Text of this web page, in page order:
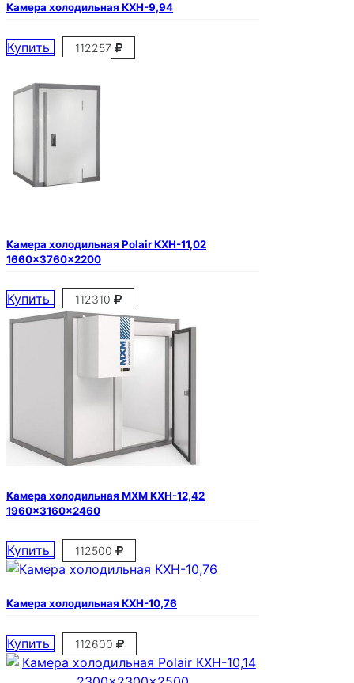
Камера холодильная КХН-9,94
Купить 112257
Камера холодильная Polair КХН-11,02
1660×3760×2200
Купить 112310
Камера холодильная МХМ КХН-12,42
1960×3160×2460
Купить 112500
Камера холодильная КХН-10,76
Купить 112600